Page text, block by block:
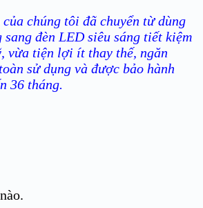
chúng tôi đã chuyển từ dùng
sang đèn LED siêu sáng tiết kiệm
vừa tiện lợi ít thay thế, ngăn
sử dụng và được bảo hành
36 tháng.